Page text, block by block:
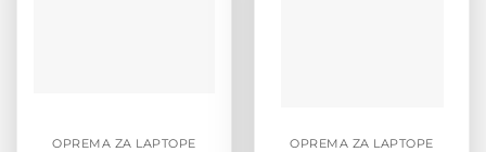
OPREMA ZA LAPTOPE OPREMA ZA LAPTOPE